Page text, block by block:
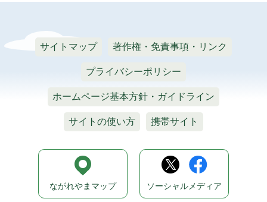
サイトマップ 著作権・免責事項・リンク
プライバシーポリシー
ホームページ基本方針・ガイドライン
サイトの使い方 携帯サイト
ながれやまマップ ソーシャルメディア